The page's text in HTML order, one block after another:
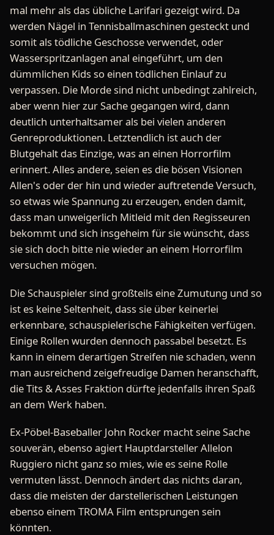
mal mehr als das übliche Larifari gezeigt wird. Da
werden Nägel in Tennisballmaschinen gesteckt und
somit als tödliche Geschosse verwendet, oder
Wasserspritzanlagen anal eingeführt, um den
dümmlichen Kids so einen tödlichen Einlauf zu
verpassen. Die Morde sind nicht unbedingt zahlreich,
aber wenn hier zur Sache gegangen wird, dann
deutlich unterhaltsamer als bei vielen anderen
Genreproduktionen. Letztendlich ist auch der
Blutgehalt das Einzige, was an einen Horrorfilm
erinnert. Alles andere, seien es die bösen Visionen
Allen's oder der hin und wieder auftretende Versuch,
so etwas wie Spannung zu erzeugen, enden damit,
dass man unweigerlich Mitleid mit den Regisseuren
bekommt und sich insgeheim für sie wünscht, dass
sie sich doch bitte nie wieder an einem Horrorfilm
versuchen mögen.
Die Schauspieler sind großteils eine Zumutung und so
ist es keine Seltenheit, dass sie über keinerlei
erkennbare, schauspielerische Fähigkeiten verfügen.
Einige Rollen wurden dennoch passabel besetzt. Es
kann in einem derartigen Streifen nie schaden, wenn
man ausreichend zeigefreudige Damen heranschafft,
die Tits & Asses Fraktion dürfte jedenfalls ihren Spaß
an dem Werk haben.
Ex-Pöbel-Baseballer John Rocker macht seine Sache
souverän, ebenso agiert Hauptdarsteller Allelon
Ruggiero nicht ganz so mies, wie es seine Rolle
vermuten lässt. Dennoch ändert das nichts daran,
dass die meisten der darstellerischen Leistungen
ebenso einem TROMA Film entsprungen sein
könnten.